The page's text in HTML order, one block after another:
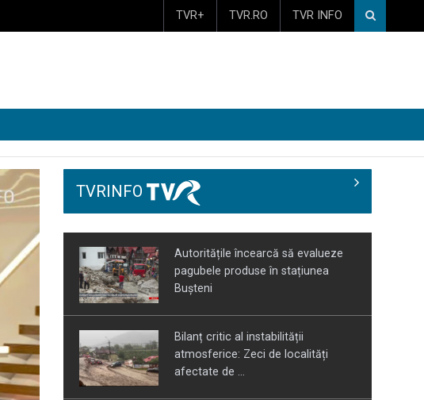
TVR+ TVR.RO TVR INFO
TVRINFO
Autoritățile încearcă să evalueze
pagubele produse în stațiunea
Bușteni
Bilanț critic al instabilității
atmosferice: Zeci de localități
afectate de ...